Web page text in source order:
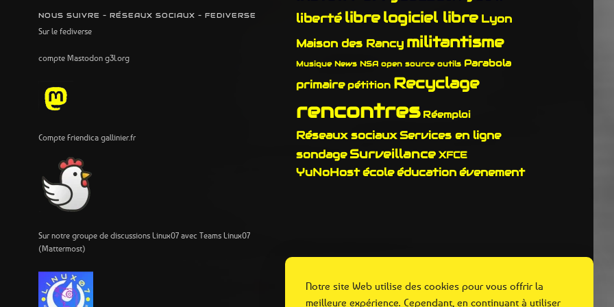
NOUS SUIVRE – RÉSEAUX SOCIAUX – FEDIVERSE
Sur le fediverse
compte Mastodon g3l.org
Compte Friendica gallinier.fr
Sur notre groupe de discussions Linux07 avec Teams Linux07
(Mattermost)
liberté librelogiciel libre Lyon
Maison des Rancy militantisme
Musique News NSA open source outils Parabola
primaire pétition Recyclage
rencontres Réemploi
Réseaux sociauxServices en ligne
sondageSurveillance XFCE
YuNoHostécoleéducationévenement
Notre site Web utilise des cookies pour vous offrir la
meilleure expérience. Cependant, en continuant à utiliser